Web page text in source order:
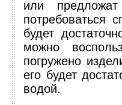
или
потребоваться
будет
можно
погружено
его будет
водой.